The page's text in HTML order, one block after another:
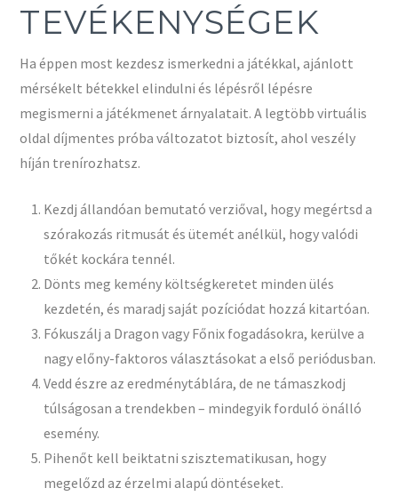
TEVÉKENYSÉGEK
Ha éppen most kezdesz ismerkedni a játékkal, ajánlott
mérsékelt bétekkel elindulni és lépésről lépésre
megismerni a játékmenet árnyalatait. A legtöbb virtuális
oldal díjmentes próba változatot biztosít, ahol veszély
híján trenírozhatsz.
Kezdj állandóan bemutató verziőval, hogy megértsd a
szórakozás ritmusát és ütemét anélkül, hogy valódi
tőkét kockára tennél.
Dönts meg kemény költségkeretet minden ülés
kezdetén, és maradj saját pozíciódat hozzá kitartóan.
Fókuszálj a Dragon vagy Főnix fogadásokra, kerülve a
nagy előny-faktoros választásokat a első periódusban.
Vedd észre az eredménytáblára, de ne támaszkodj
túlságosan a trendekben – mindegyik forduló önálló
esemény.
Pihenőt kell beiktatni szisztematikusan, hogy
megelőzd az érzelmi alapú döntéseket.